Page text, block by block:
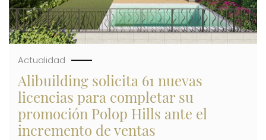
Actualidad
Alibuilding solicita 61 nuevas
licencias para completar su
promoción Polop Hills ante el
incremento de ventas